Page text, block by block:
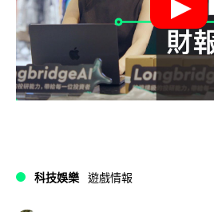
科技娛樂 遊戲情報